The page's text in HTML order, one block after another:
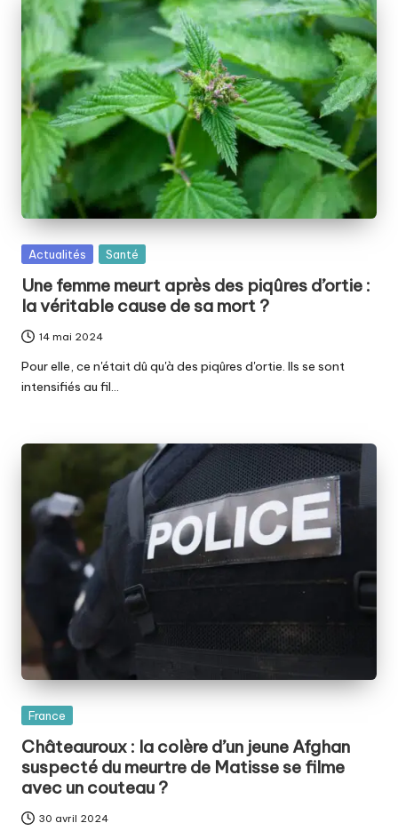
Posted
Actualités Santé
Une femme meurt après des piqûres d’ortie :
la véritable cause de sa mort ?
14 mai 2024
Pour elle, ce n'était dû qu'à des piqûres d'ortie. Ils se sont
intensifiés au fil…
Posted
France
Châteauroux : la colère d’un jeune Afghan
suspecté du meurtre de Matisse se filme
avec un couteau ?
30 avril 2024